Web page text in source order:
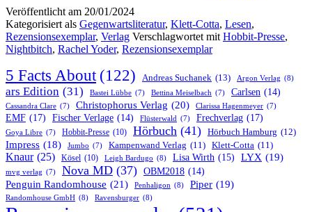
Yoder
Veröffentlicht am 20/01/2024
Kategorisiert als Gegenwartsliteratur, Klett-Cotta, Lesen,
Rezensionsexemplar, Verlag Verschlagwortet mit Hobbit-Presse,
Nightbitch, Rachel Yoder, Rezensionsexemplar
5 Facts About (122) Andreas Suchanek (13) Argon Verlag (8)
ars Edition (31) Bastei Lübbe (7) Bettina Meiselbach (7) Carlsen (14)
Cassandra Clare (7) Christophorus Verlag (20) Clarissa Hagenmeyer (7)
EMF (17) Fischer Verlage (14) Flüsterwald (7) Frechverlag (17)
Goya Libre (7) Hobbit-Presse (10) Hörbuch (41) Hörbuch Hamburg (12)
Impress (18) Jumbo (7) Kampenwand Verlag (11) Klett-Cotta (11)
Knaur (25) Kösel (10) Leigh Bardugo (8) Lisa Wirth (15) LYX (19)
mvg verlag (7) Nova MD (37) OBM2018 (14)
Penguin Randomhouse (21) Penhaligon (8) Piper (19)
Randomhouse GmbH (8) Ravensburger (8)